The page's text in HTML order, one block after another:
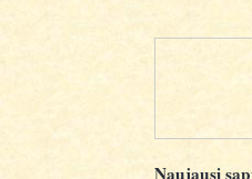
Naujausi